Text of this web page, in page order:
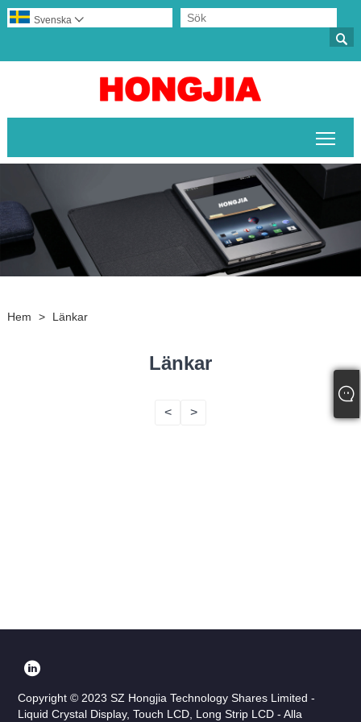

Svenska 
Hem > Länkar
Länkar
< >
Copyright © 2023 SZ Hongjia Technology Shares Limited -
Liquid Crystal Display, Touch LCD, Long Strip LCD - Alla